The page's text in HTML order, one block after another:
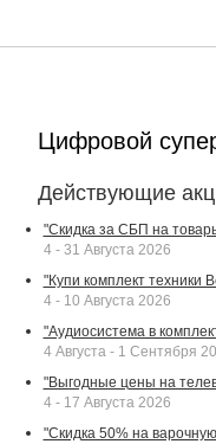
Цифровой
Действующие
"Скидка за СБП на
4 - 31 Августа 2026
"Купи комплект техники
4 - 10 Августа 2026
"Аудиосистема в
4 Августа - 1 Сентября
"Выгодные цены на
4 - 17 Августа 2026
"Скидка 50% на